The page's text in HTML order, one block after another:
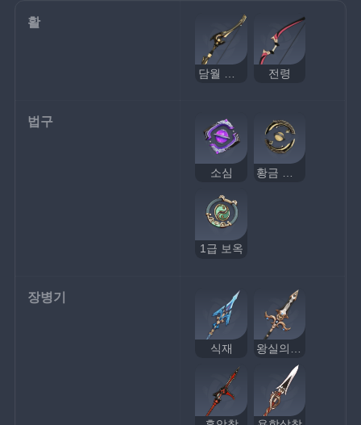
활
전령
법구
소심
1급 보옥
장병기
식재